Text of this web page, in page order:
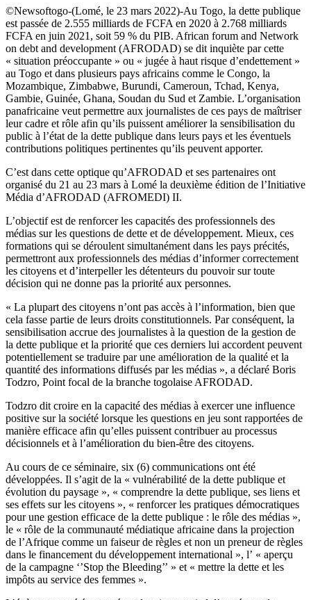
©Newsoftogo-(Lomé, le 23 mars 2022)-Au Togo, la dette publique
est passée de 2.555 milliards de FCFA en 2020 à 2.768 milliards
FCFA en juin 2021, soit 59 % du PIB. African forum and Network
on debt and development (AFRODAD) se dit inquiète par cette
« situation préoccupante » ou « jugée à haut risque d’endettement »
au Togo et dans plusieurs pays africains comme le Congo, la
Mozambique, Zimbabwe, Burundi, Cameroun, Tchad, Kenya,
Gambie, Guinée, Ghana, Soudan du Sud et Zambie. L’organisation
panafricaine veut permettre aux journalistes de ces pays de maîtriser
leur cadre et rôle afin qu’ils puissent améliorer la sensibilisation du
public à l’état de la dette publique dans leurs pays et les éventuels
contributions politiques pertinentes qu’ils peuvent apporter.
C’est dans cette optique qu’AFRODAD et ses partenaires ont
organisé du 21 au 23 mars à Lomé la deuxième édition de l’Initiative
Média d’AFRODAD (AFROMEDI) II.
L’objectif est de renforcer les capacités des professionnels des
médias sur les questions de dette et de développement. Mieux, ces
formations qui se déroulent simultanément dans les pays précités,
permettront aux professionnels des médias d’informer correctement
les citoyens et d’interpeller les détenteurs du pouvoir sur toute
décision qui ne donne pas la priorité aux personnes.
« La plupart des citoyens n’ont pas accès à l’information, bien que
cela fasse partie de leurs droits constitutionnels. Par conséquent, la
sensibilisation accrue des journalistes à la question de la gestion de
la dette publique et la priorité que ces derniers lui accordent peuvent
potentiellement se traduire par une amélioration de la qualité et la
quantité des informations diffusés par les médias », a déclaré Boris
Todzro, Point focal de la branche togolaise AFRODAD.
Todzro dit croire en la capacité des médias à exercer une influence
positive sur la société lorsque les questions en jeu sont rapportées de
manière efficace afin qu’elles puissent contribuer au processus
décisionnels et à l’amélioration du bien-être des citoyens.
Au cours de ce séminaire, six (6) communications ont été
développées. Il s’agit de la « vulnérabilité de la dette publique et
évolution du paysage », « comprendre la dette publique, ses liens et
ses effets sur les citoyens », « renforcer les pratiques démocratiques
pour une gestion efficace de la dette publique : le rôle des médias »,
le « rôle de la communauté médiatique africaine dans la projection
de l’Afrique comme un faiseur de règles et non un preneur de règles
dans le financement du développement international », l’ « aperçu
de la campagne ‘’Stop the Bleeding’’ » et « mettre la dette et les
impôts au service des femmes ».